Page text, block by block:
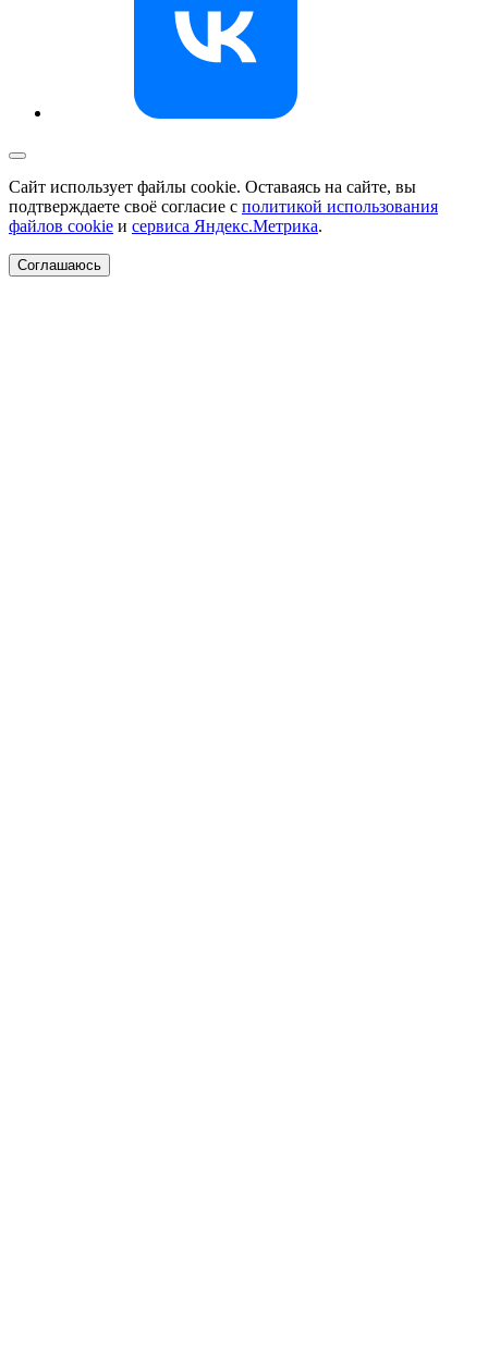
Сайт использует файлы cookie. Оставаясь на сайте, вы
подтверждаете своё согласие с политикой использования
файлов cookie и сервиса Яндекс.Метрика.
Соглашаюсь